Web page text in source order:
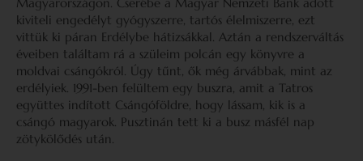
kiviteli engedélyt gyógyszerre, tartós élelmiszerre, ezt
vittük ki páran Erdélybe hátizsákkal. Aztán a rendszerváltás
éveiben találtam rá a szüleim polcán egy könyvre a
moldvai csángókról. Úgy tűnt, ők még árvábbak, mint az
erdélyiek. 1991-ben felültem egy buszra, amit a Tatros
együttes indított Csángóföldre, hogy lássam, kik is a
csángó magyarok. Pusztinán tett ki a busz másfél nap
zötykölődés után.